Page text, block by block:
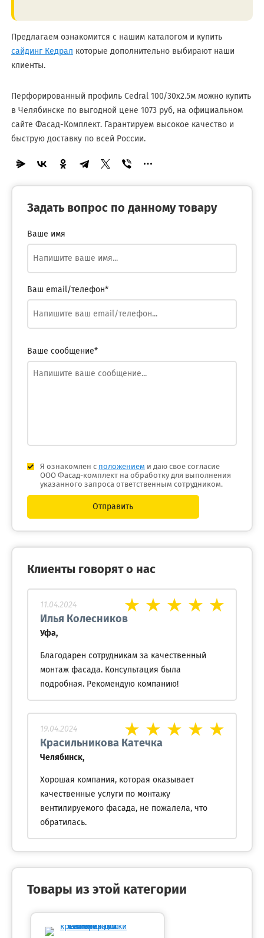
Предлагаем ознакомится с нашим каталогом и купить
сайдинг Кедрал которые дополнительно выбирают наши
клиенты.
Перфорированный профиль Cedral 100/30х2.5м можно купить
в Челябинске по выгодной цене 1073 руб, на официальном
сайте Фасад-Комплект. Гарантируем высокое качество и
быструю доставку по всей России.
Задать вопрос по данному товару
Ваше имя
Ваш email/телефон*
Ваше сообщение*
Я ознакомлен с положением и даю свое согласие
ООО Фасад-комплект на обработку для выполнения
указанного запроса ответственным сотрудником.
Отправить
Клиенты говорят о нас
11.04.2024
Илья Колесников
Уфа,
Благодарен сотрудникам за качественный
монтаж фасада. Консультация была
подробная. Рекомендую компанию!
19.04.2024
Красильникова Катечка
Челябинск,
Хорошая компания, которая оказывает
качественные услуги по монтажу
вентилируемого фасада, не пожалела, что
обратилась.
Товары из этой категории